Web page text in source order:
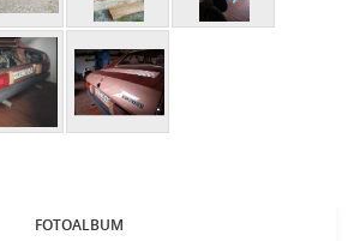
FOTOALBUM